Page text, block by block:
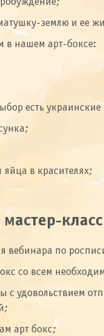
землю и ее
в нашем арт-боксе:
есть
в красителях;
вебинара по
со всем
с удовольствием
арт бокс;